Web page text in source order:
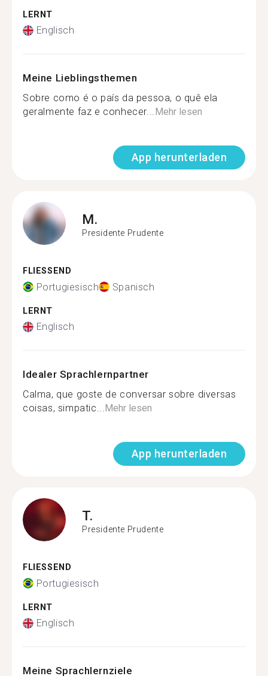
LERNT
Englisch
Meine Lieblingsthemen
Sobre como é o país da pessoa, o quê ela
geralmente faz e conhecer...Mehr lesen
App herunterladen
M.
Presidente Prudente
FLIESSEND
Portugiesisch Spanisch
LERNT
Englisch
Idealer Sprachlernpartner
Calma, que goste de conversar sobre diversas
coisas, simpatic...Mehr lesen
App herunterladen
T.
Presidente Prudente
FLIESSEND
Portugiesisch
LERNT
Englisch
Meine Sprachlernziele